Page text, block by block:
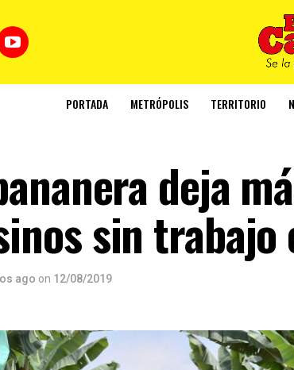
PORTADA METRÓPOLIS TERRITORIO
deja
sin trabajo
ago on 12/08/2019